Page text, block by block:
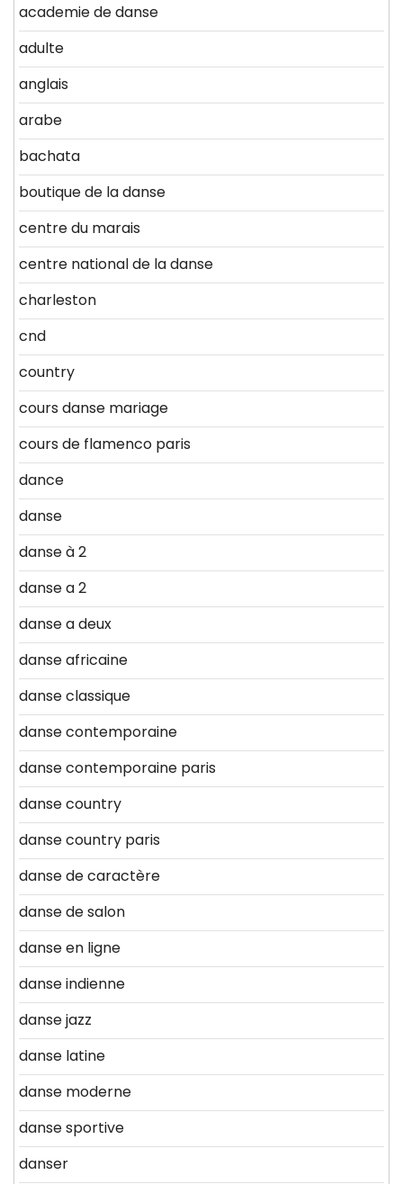
academie de danse
adulte
anglais
arabe
bachata
boutique de la danse
centre du marais
centre national de la danse
charleston
cnd
country
cours danse mariage
cours de flamenco paris
dance
danse
danse à 2
danse a 2
danse a deux
danse africaine
danse classique
danse contemporaine
danse contemporaine paris
danse country
danse country paris
danse de caractère
danse de salon
danse en ligne
danse indienne
danse jazz
danse latine
danse moderne
danse sportive
danser